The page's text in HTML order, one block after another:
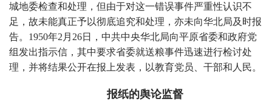
城地委检查和处理，但由于对这一错误事件严重性认识不
足，故未能真正予以彻底追究和处理，亦未向华北局及时报
告。1950年2月26日，中共中央华北局向平原省委和政府党
组发出指示信，其中要求省委就送粮事件迅速进行检讨处
理，并将结果公开在报上发表，以教育党员、干部和人民。
报纸的舆论监督